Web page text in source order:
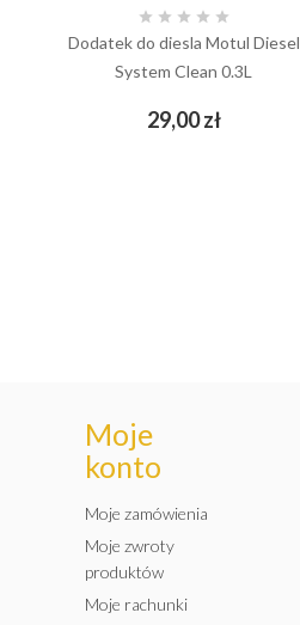
    
Dodatek do diesla Motul Diesel
System Clean 0.3L
29,00 złCena
add_shopping_cart
Moje
konto
Moje zamówienia
Moje zwroty
produktów
Moje rachunki